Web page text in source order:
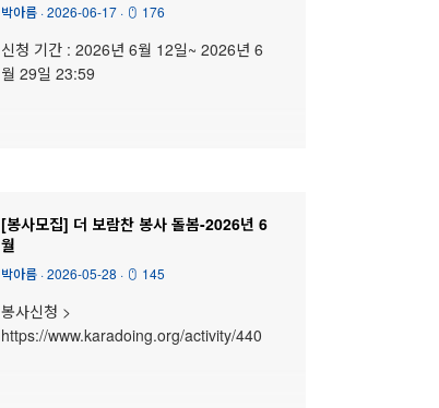
박아름 ·2026-06-17 · 176
신청 기간 : 2026년 6월 12일~ 2026년 6
월 29일 23:59
[봉사모집] 더 보람찬 봉사 돌봄-2026년 6
월
박아름 ·2026-05-28 · 145
봉사신청 >
https://www.karadoing.org/activity/440